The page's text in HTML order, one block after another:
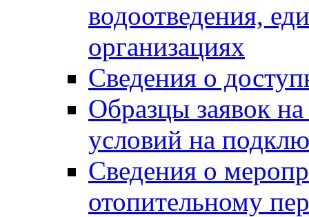
водоотведения,
организациях
Сведения о
Образцы заявок
условий на
Сведения о
отопительному